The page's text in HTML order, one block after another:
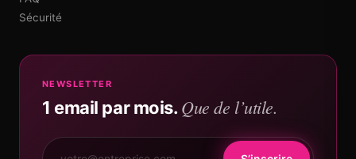
Sécurité
NEWSLETTER
1 email par mois. Que de l’utile.